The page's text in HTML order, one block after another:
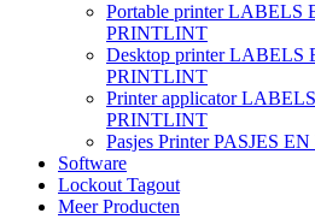
Portable printer LABELS
PRINTLINT
Desktop printer LABELS
PRINTLINT
Printer applicator
PRINTLINT
Pasjes Printer PASJES
Software
Lockout Tagout
Meer Producten